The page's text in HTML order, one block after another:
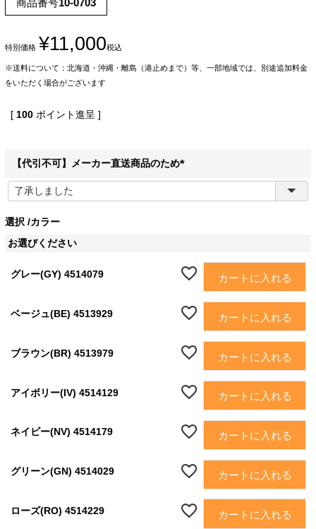
特別価格 ¥11,000税込
※送料について：北海道・沖縄・離島（港止めまで）等、一部地域では、別途追加料金
をいただく場合がございます
[ 100 ポイント進呈 ]
【代引不可】メーカー直送商品のため
(
選択
カラー
お選びください
グレー(GY) 4514079 カートに入れる
ベージュ(BE) 4513929 カートに入れる
ブラウン(BR) 4513979 カートに入れる
アイボリー(IV) 4514129 カートに入れる
ネイビー(NV) 4514179 カートに入れる
グリーン(GN) 4514029 カートに入れる
ローズ(RO) 4514229 カートに入れる